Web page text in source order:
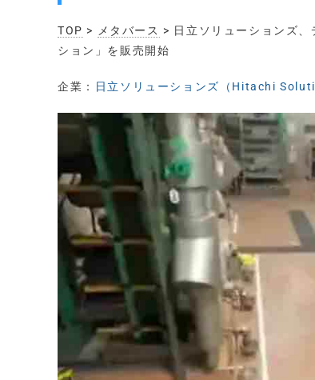
TOP > メタバース > 日立ソリューションズ
ション」を販売開始
企業： 日立ソリューションズ（Hitachi